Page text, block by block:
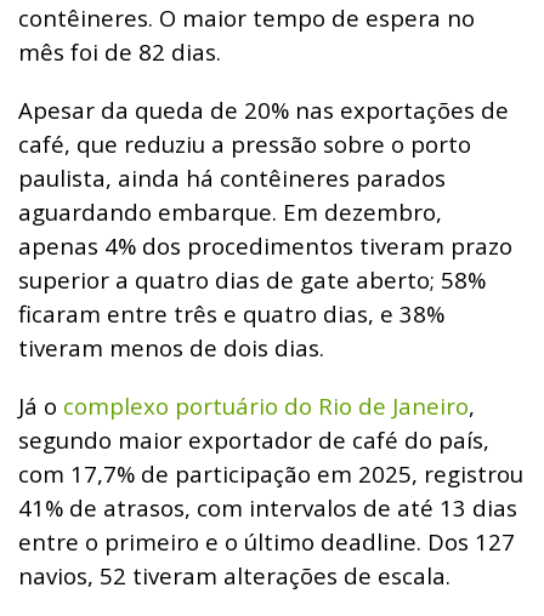
contêineres. O maior tempo de espera no
mês foi de 82 dias.
Apesar da queda de 20% nas exportações de
café, que reduziu a pressão sobre o porto
paulista, ainda há contêineres parados
aguardando embarque. Em dezembro,
apenas 4% dos procedimentos tiveram prazo
superior a quatro dias de gate aberto; 58%
ficaram entre três e quatro dias, e 38%
tiveram menos de dois dias.
Já o complexo portuário do Rio de Janeiro,
segundo maior exportador de café do país,
com 17,7% de participação em 2025, registrou
41% de atrasos, com intervalos de até 13 dias
entre o primeiro e o último deadline. Dos 127
navios, 52 tiveram alterações de escala.